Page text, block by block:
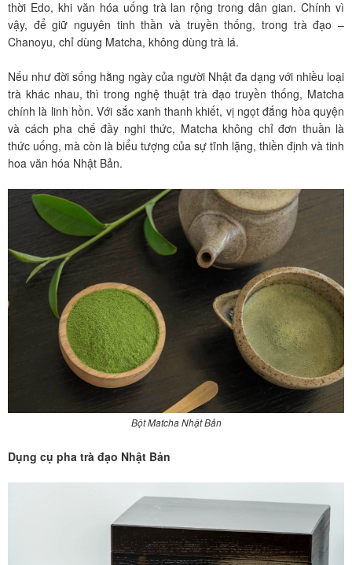
thời Edo, khi văn hóa uống trà lan rộng trong dân gian. Chính vì
vậy, để giữ nguyên tinh thần và truyền thống, trong trà đạo –
Chanoyu, chỉ dùng Matcha, không dùng trà lá.
Nếu như đời sống hằng ngày của người Nhật đa dạng với nhiều loại
trà khác nhau, thì trong nghệ thuật trà đạo truyền thống, Matcha
chính là linh hồn. Với sắc xanh thanh khiết, vị ngọt đắng hòa quyện
và cách pha chế đầy nghi thức, Matcha không chỉ đơn thuần là
thức uống, mà còn là biểu tượng của sự tĩnh lặng, thiền định và tinh
hoa văn hóa Nhật Bản.
Bột Matcha Nhật Bản
Dụng cụ pha trà đạo Nhật Bản